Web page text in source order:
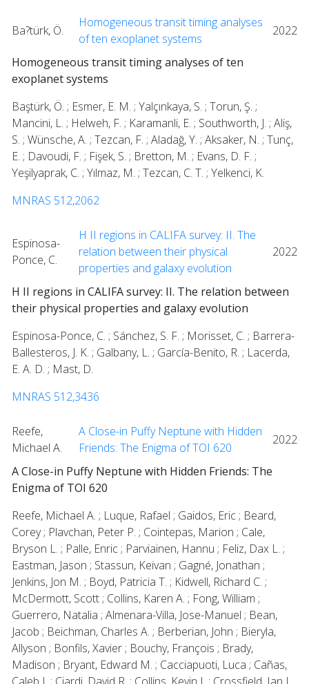
Ba?türk, Ö.
Homogeneous transit timing analyses
of ten exoplanet systems
2022
Homogeneous transit timing analyses of ten
exoplanet systems
Baştürk, Ö. ; Esmer, E. M. ; Yalçınkaya, S. ; Torun, Ş. ;
Mancini, L. ; Helweh, F. ; Karamanli, E. ; Southworth, J. ; Aliş,
S. ; Wünsche, A. ; Tezcan, F. ; Aladağ, Y. ; Aksaker, N. ; Tunç,
E. ; Davoudi, F. ; Fişek, S. ; Bretton, M. ; Evans, D. F. ;
Yeşilyaprak, C. ; Yılmaz, M. ; Tezcan, C. T. ; Yelkenci, K.
MNRAS 512,2062
Espinosa-
Ponce, C.
H II regions in CALIFA survey: II. The
relation between their physical
properties and galaxy evolution
2022
H II regions in CALIFA survey: II. The relation between
their physical properties and galaxy evolution
Espinosa-Ponce, C. ; Sánchez, S. F. ; Morisset, C. ; Barrera-
Ballesteros, J. K. ; Galbany, L. ; García-Benito, R. ; Lacerda,
E. A. D. ; Mast, D.
MNRAS 512,3436
Reefe,
Michael A.
A Close-in Puffy Neptune with Hidden
Friends: The Enigma of TOI 620
2022
A Close-in Puffy Neptune with Hidden Friends: The
Enigma of TOI 620
Reefe, Michael A. ; Luque, Rafael ; Gaidos, Eric ; Beard,
Corey ; Plavchan, Peter P. ; Cointepas, Marion ; Cale,
Bryson L. ; Palle, Enric ; Parviainen, Hannu ; Feliz, Dax L. ;
Eastman, Jason ; Stassun, Keivan ; Gagné, Jonathan ;
Jenkins, Jon M. ; Boyd, Patricia T. ; Kidwell, Richard C. ;
McDermott, Scott ; Collins, Karen A. ; Fong, William ;
Guerrero, Natalia ; Almenara-Villa, Jose-Manuel ; Bean,
Jacob ; Beichman, Charles A. ; Berberian, John ; Bieryla,
Allyson ; Bonfils, Xavier ; Bouchy, François ; Brady,
Madison ; Bryant, Edward M. ; Cacciapuoti, Luca ; Cañas,
Caleb I. ; Ciardi, David R. ; Collins, Kevin I. ; Crossfield, Ian J.